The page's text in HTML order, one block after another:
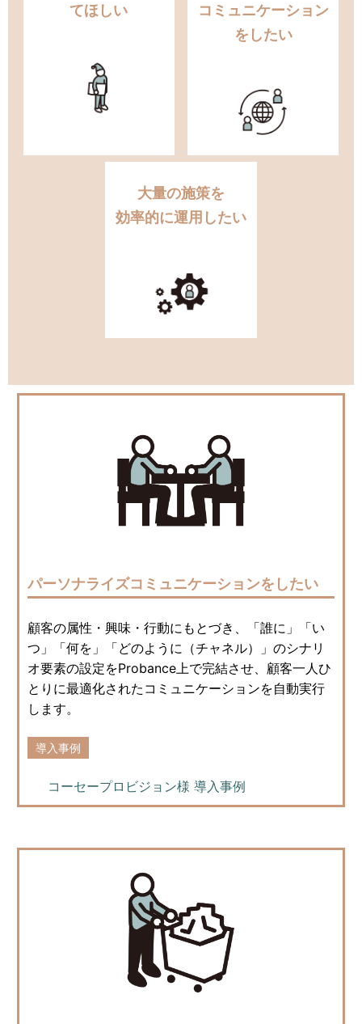
てほしい
コミュニケーション
をしたい
大量の施策を
効率的に運用したい
パーソナライズコミュニケーションをしたい
顧客の属性・興味・行動にもとづき、「誰に」「い
つ」「何を」「どのように（チャネル）」のシナリ
オ要素の設定をProbance上で完結させ、顧客一人ひ
とりに最適化されたコミュニケーションを自動実行
します。
導入事例
コーセープロビジョン様 導入事例